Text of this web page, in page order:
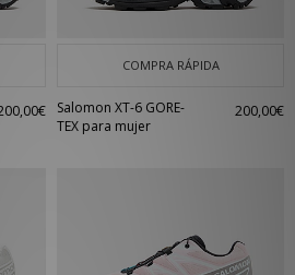
COMPRA RÁPIDA
Salomon XT-6 GORE-
TEX para mujer
200,00€